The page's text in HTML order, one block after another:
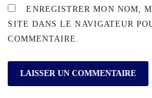
ENREGISTRER MON NOM,
SITE DANS LE NAVIGATEUR
COMMENTAIRE.